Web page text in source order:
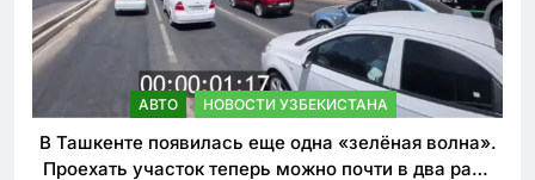
АВТО НОВОСТИ УЗБЕКИСТАНА
В Ташкенте появилась еще одна «зелёная волна».
Проехать участок теперь можно почти в два раза